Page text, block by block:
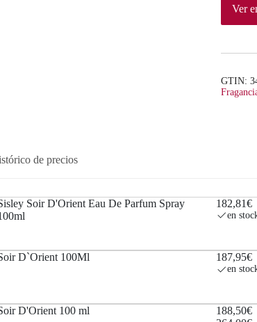
Ver
GTIN:
de precios
Soir D'Orient Eau De Parfum Spray
182,81€
en
D`Orient 100Ml 187,95€
en
D'Orient 100 ml
188,50€